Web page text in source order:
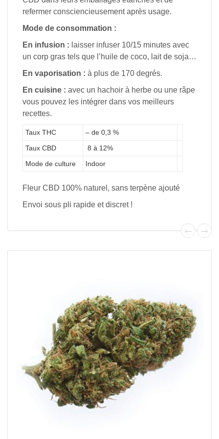
refermer consciencieusement après usage.
Mode de consommation :
En infusion : laisser infuser 10/15 minutes avec
un corp gras tels que l’huile de coco, lait de soja…
En vaporisation : à plus de 170 degrés.
En cuisine : avec un hachoir à herbe ou une râpe
vous pouvez les intégrer dans vos meilleurs
recettes.
Taux THC
– de 0,3 %
Taux CBD
8 à 12%
Mode de culture
Indoor
Fleur CBD 100% naturel, sans terpène ajouté
Envoi sous pli rapide et discret !